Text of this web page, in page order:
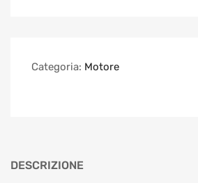
Categoria: Motore
DESCRIZIONE